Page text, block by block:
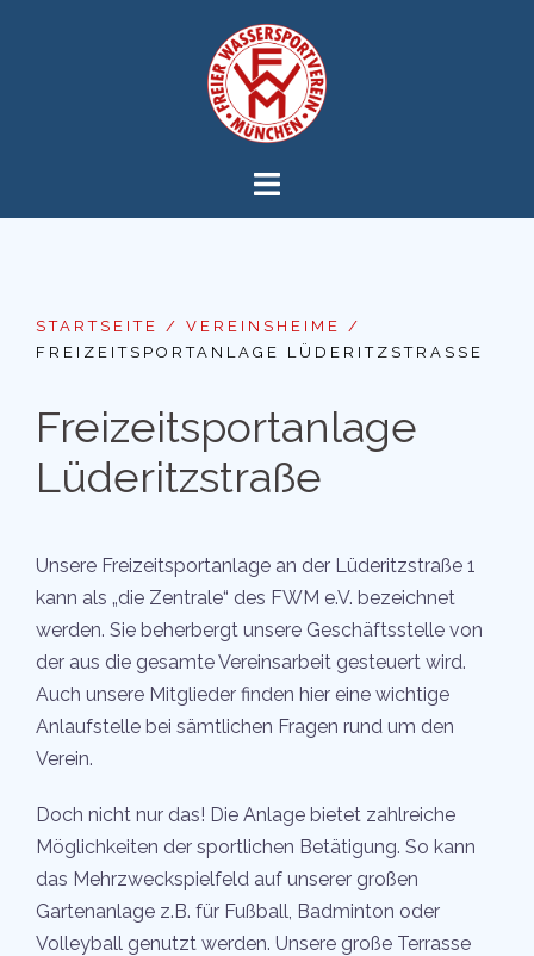
STARTSEITE / VEREINSHEIME /
FREIZEITSPORTANLAGE LÜDERITZSTRASSE
Freizeitsportanlage
Lüderitzstraße
Unsere Freizeitsportanlage an der Lüderitzstraße 1
kann als „die Zentrale“ des FWM e.V. bezeichnet
werden. Sie beherbergt unsere Geschäftsstelle von
der aus die gesamte Vereinsarbeit gesteuert wird.
Auch unsere Mitglieder finden hier eine wichtige
Anlaufstelle bei sämtlichen Fragen rund um den
Verein.
Doch nicht nur das! Die Anlage bietet zahlreiche
Möglichkeiten der sportlichen Betätigung. So kann
das Mehrzweckspielfeld auf unserer großen
Gartenanlage z.B. für Fußball, Badminton oder
Volleyball genutzt werden. Unsere große Terrasse